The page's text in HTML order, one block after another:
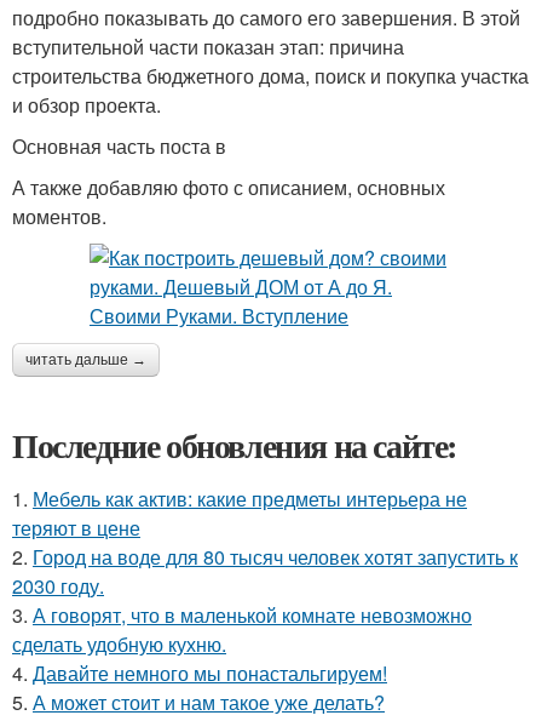
подробно показывать до самого его завершения. В этой
вступительной части показан этап: причина
строительства бюджетного дома, поиск и покупка участка
и обзор проекта.
Основная часть поста в
А также добавляю фото с описанием, основных
моментов.
читать дальше →
Последние обновления на сайте:
1. Мебель как актив: какие предметы интерьера не
теряют в цене
2. Город на воде для 80 тысяч человек хотят запустить к
2030 году.
3. А говорят, что в маленькой комнате невозможно
сделать удобную кухню.
4. Давайте немного мы понастальгируем!
5. А может стоит и нам такое уже делать?